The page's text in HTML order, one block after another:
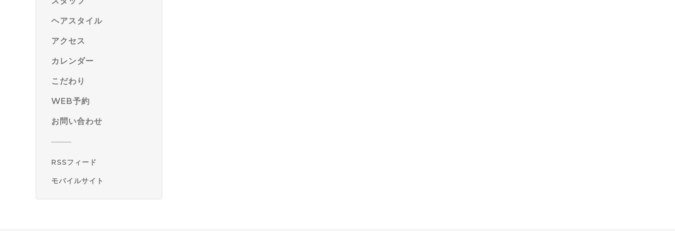
ヘアスタイル
アクセス
カレンダー
こだわり
WEB予約
お問い合わせ
RSSフィード
モバイルサイト